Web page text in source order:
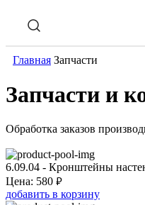
Главная Запчасти
Запчасти и
Обработка заказов
6.09.04 - Кронштейны
Цена: 580 ₽
добавить в корзину